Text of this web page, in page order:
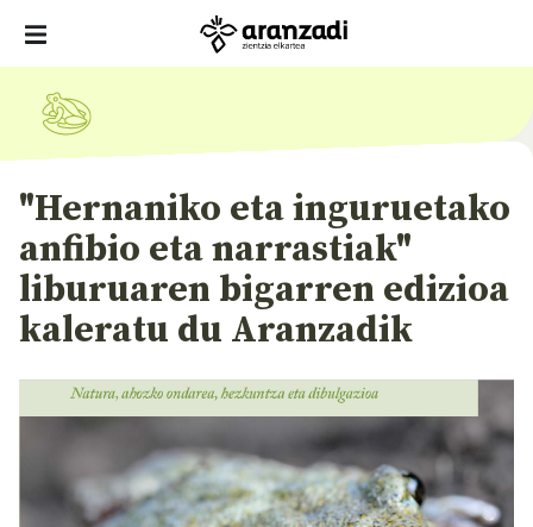
"Hernaniko eta inguruetako
anfibio eta narrastiak"
liburuaren bigarren edizioa
kaleratu du Aranzadik